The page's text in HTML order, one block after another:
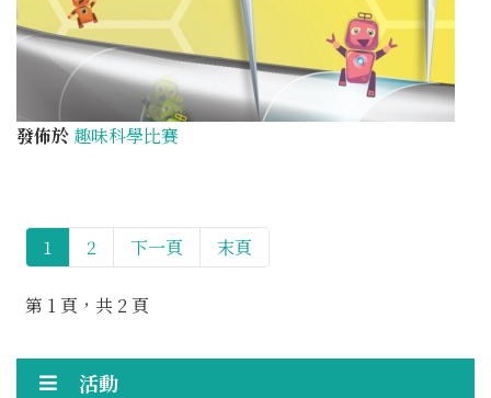
活動
發佈於 趣味科學比賽
1 2 下一頁 末頁
第 1 頁，共 2 頁